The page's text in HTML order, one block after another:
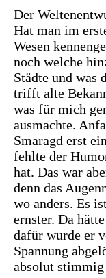
Der
Hat man im
Wesen
noch welche
Städte und was
trifft alte
was für mich
ausmachte.
Smaragd erst
fehlte der
hat. Das war
denn das
wo anders. Es
ernster. Da
dafür wurde er
Spannung
absolut stimmig